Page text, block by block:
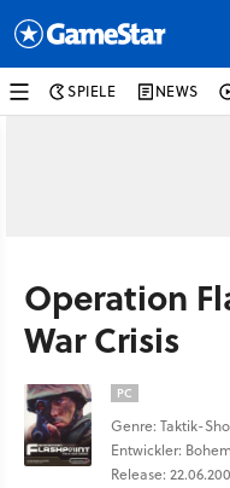
SPIELE NEWS
Operation
War Crisis
PC
Genre: Taktik-
Entwickler:
Release: